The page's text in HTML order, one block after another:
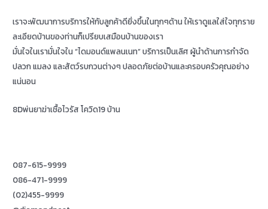
เราจะพัฒนาการบริการให้กับลูกค้าดียิ่งขึ้นในทุกๆด้าน ให้เราดูแลใส่ใจทุกราย
ละเอียดบ้านของท่านก็เปรียบเสมือนบ้านของเรา
มั่นใจในเรามั่นใจใน “ไดมอนด์แพลนเนท” บริการเป็นเลิศ ผู้นำด้านการกำจัด
ปลวก แมลง และสัตว์รบกวนต่างๆ ปลอดภัยต่อบ้านและครอบครัวคุณอย่าง
แน่นอน
8Dพ่นยาฆ่าเชื้อไวรัส โควิด19 บ้าน
087-615-9999
086-471-9999
(02)455-9999